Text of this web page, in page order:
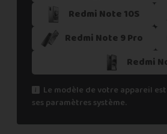
Redmi Note 10S
Redmi Note 9 Pro
Redmi
Le modèle de votre appareil
ses paramètres système.